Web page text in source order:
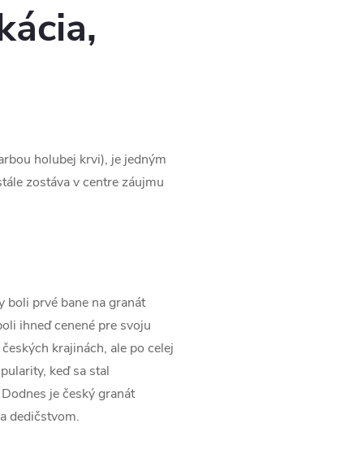
holubej krvi), je jedným
zostáva v centre záujmu
boli prvé bane na granát
ihneď cenené pre svoju
krajinách, ale po celej
keď sa stal
je český granát
dedičstvom.